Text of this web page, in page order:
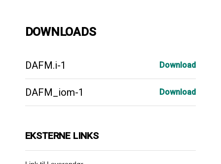
DOWNLOADS
DAFM.i-1 Download
DAFM_iom-1 Download
EKSTERNE LINKS